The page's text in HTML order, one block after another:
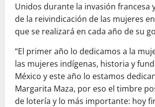
Unidos durante la invasión francesa
de la reivindicación de las mujeres
que se realizará en cada año de su
“El primer año lo dedicamos a la
las mujeres indígenas, historia y
México y este año lo estamos
Margarita Maza, por eso el timbre
de lotería y lo más importante: hoy